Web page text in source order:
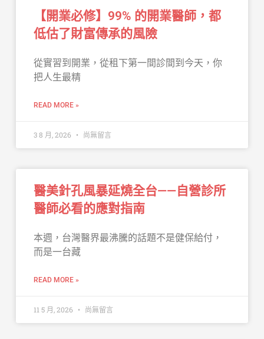
【開業必修】99% 的開業醫師，都
低估了財富傳承的風險
從實習到開業，從租下第一間診間到今天，你
把人生最精
READ MORE »
3 8 月, 2026 尚無留言
醫美針孔風暴延燒全台——自營診所
醫師必看的應對指南
本週，台灣醫界最沸騰的話題不是健保給付，
而是一台藏
READ MORE »
11 5 月, 2026 尚無留言